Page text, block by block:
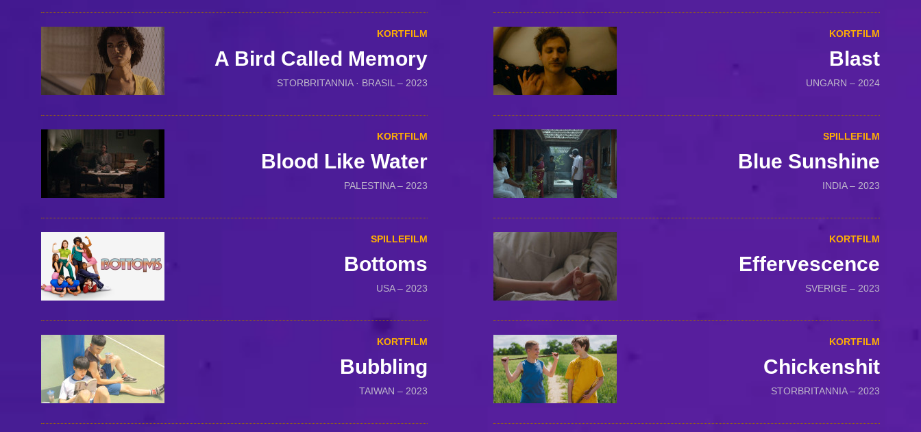
KORTFILM
A Bird Called Memory
STORBRITANNIA · BRASIL – 2023
KORTFILM
Blast
UNGARN – 2024
KORTFILM
Blood Like Water
PALESTINA – 2023
SPILLEFILM
Blue Sunshine
INDIA – 2023
SPILLEFILM
Bottoms
USA – 2023
KORTFILM
Effervescence
SVERIGE – 2023
KORTFILM
Bubbling
TAIWAN – 2023
KORTFILM
Chickenshit
STORBRITANNIA – 2023